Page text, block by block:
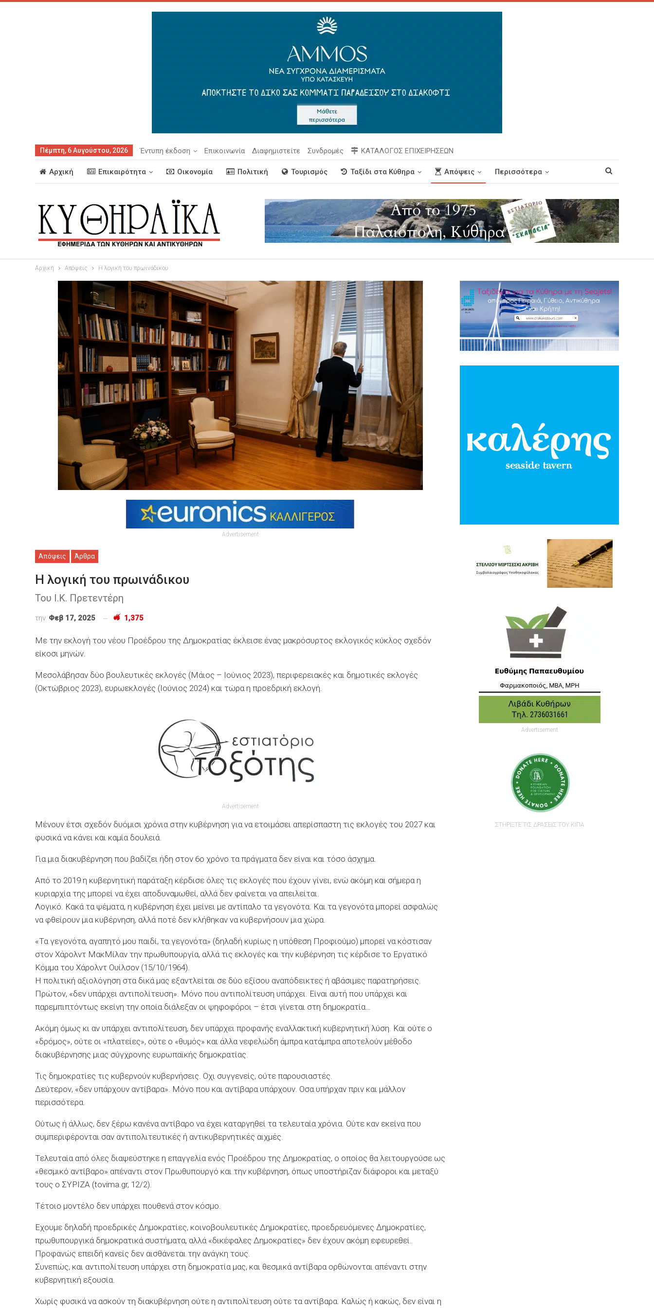
Πέμπτη, 6 Αυγούστου, 2026 Έντυπη έκδοση Επικοινωνία Διαφημιστείτε Συνδρομές ΚΑΤΑΛΟΓΟΣ ΕΠΙΧΕΙΡΗΣΕΩΝ
Αρχική Επικαιρότητα Οικονομία Πολιτική Τουρισμός Ταξίδι στα Κύθηρα Απόψεις Περισσότερα
Αρχική Απόψεις Η λογική του πρωινάδικου
Advertisement
Απόψεις Άρθρα
Η λογική του πρωινάδικου
Του Ι.Κ. Πρετεντέρη
την Φεβ 17, 2025 1,375
Με την εκλογή του νέου Προέδρου της Δημοκρατίας έκλεισε ένας μακρόσυρτος εκλογικός κύκλος σχεδόν
είκοσι μηνών.
Μεσολάβησαν δύο βουλευτικές εκλογές (Μάιος – Ιούνιος 2023), περιφερειακές και δημοτικές εκλογές
(Οκτώβριος 2023), ευρωεκλογές (Ιούνιος 2024) και τώρα η προεδρική εκλογή.
Advertisement
Μένουν έτσι σχεδόν δυόμισι χρόνια στην κυβέρνηση για να ετοιμάσει απερίσπαστη τις εκλογές του 2027 και
φυσικά να κάνει και καμία δουλειά.
Για μια διακυβέρνηση που βαδίζει ήδη στον 6ο χρόνο τα πράγματα δεν είναι και τόσο άσχημα.
Από το 2019 η κυβερνητική παράταξη κέρδισε όλες τις εκλογές που έχουν γίνει, ενώ ακόμη και σήμερα η
κυριαρχία της μπορεί να έχει αποδυναμωθεί, αλλά δεν φαίνεται να απειλείται.
Λογικό. Κακά τα ψέματα, η κυβέρνηση έχει μείνει με αντίπαλο τα γεγονότα. Και τα γεγονότα μπορεί ασφαλώς
να φθείρουν μια κυβέρνηση, αλλά ποτέ δεν κλήθηκαν να κυβερνήσουν μια χώρα.
«Τα γεγονότα, αγαπητό μου παιδί, τα γεγονότα» (δηλαδή κυρίως η υπόθεση Προφιούμο) μπορεί να κόστισαν
στον Χάρολντ ΜακΜίλαν την πρωθυπουργία, αλλά τις εκλογές και την κυβέρνηση τις κέρδισε το Εργατικό
Κόμμα του Χάρολντ Ουίλσον (15/10/1964).
Η πολιτική αξιολόγηση στα δικά μας εξαντλείται σε δύο εξίσου αναπόδεικτες ή αβάσιμες παρατηρήσεις.
Πρώτον, «δεν υπάρχει αντιπολίτευση». Μόνο που αντιπολίτευση υπάρχει. Είναι αυτή που υπάρχει και
παρεμπιπτόντως εκείνη την οποία διάλεξαν οι ψηφοφόροι – έτσι γίνεται στη δημοκρατία…
Ακόμη όμως κι αν υπάρχει αντιπολίτευση, δεν υπάρχει προφανής εναλλακτική κυβερνητική λύση. Και ούτε ο
«δρόμος», ούτε οι «πλατείες», ούτε ο «θυμός» και άλλα νεφελώδη άμπρα κατάμπρα αποτελούν μέθοδο
διακυβέρνησης μιας σύγχρονης ευρωπαϊκής δημοκρατίας.
Τις δημοκρατίες τις κυβερνούν κυβερνήσεις. Οχι συγγενείς, ούτε παρουσιαστές.
Δεύτερον, «δεν υπάρχουν αντίβαρα». Μόνο που και αντίβαρα υπάρχουν. Οσα υπήρχαν πριν και μάλλον
περισσότερα.
Ούτως ή άλλως, δεν ξέρω κανένα αντίβαρο να έχει καταργηθεί τα τελευταία χρόνια. Ούτε καν εκείνα που
συμπεριφέρονται σαν αντιπολιτευτικές ή αντικυβερνητικές αιχμές.
Τελευταία από όλες διαψεύστηκε η επαγγελία ενός Προέδρου της Δημοκρατίας, ο οποίος θα λειτουργούσε ως
«θεσμικό αντίβαρο» απέναντι στον Πρωθυπουργό και την κυβέρνηση, όπως υποστήριζαν διάφοροι και μεταξύ
τους ο ΣΥΡΙΖΑ (tovima.gr, 12/2).
Τέτοιο μοντέλο δεν υπάρχει πουθενά στον κόσμο.
Εχουμε δηλαδή προεδρικές Δημοκρατίες, κοινοβουλευτικές Δημοκρατίες, προεδρευόμενες Δημοκρατίες,
πρωθυπουργικά δημοκρατικά συστήματα, αλλά «δικέφαλες Δημοκρατίες» δεν έχουν ακόμη εφευρεθεί.
Προφανώς επειδή κανείς δεν αισθάνεται την ανάγκη τους.
Συνεπώς, και αντιπολίτευση υπάρχει στη δημοκρατία μας, και θεσμικά αντίβαρα ορθώνονται απέναντι στην
κυβερνητική εξουσία.
Χωρίς φυσικά να ασκούν τη διακυβέρνηση ούτε η αντιπολίτευση ούτε τα αντίβαρα. Καλώς ή κακώς, δεν είναι η
Advertisement
ΣΤΗΡΙΞΤΕ ΤΙΣ ΔΡΑΣΕΙΣ ΤΟΥ ΚΙΠΑ